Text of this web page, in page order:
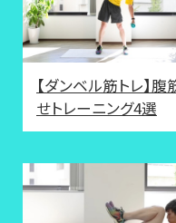
【ダンベル筋トレ】
せトレーニング4選